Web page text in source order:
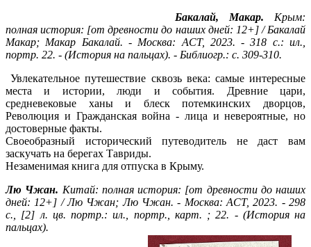
Бакалай, Макар. Крым:
полная история: [от древности до наших дней: 12+] / Бакалай
Макар; Макар Бакалай. - Москва: АСТ, 2023. - 318 с.: ил.,
портр. 22. - (История на пальцах). - Библиогр.: с. 309-310.
Увлекательное путешествие сквозь века: самые интересные
места и истории, люди и события. Древние цари,
средневековые ханы и блеск потемкинских дворцов,
Революция и Гражданская война - лица и невероятные, но
достоверные факты.
Своеобразный исторический путеводитель не даст вам
заскучать на берегах Тавриды.
Незаменимая книга для отпуска в Крыму.
Лю Чжан. Китай: полная история: [от древности до наших
дней: 12+] / Лю Чжан; Лю Чжан. - Москва: АСТ, 2023. - 298
с., [2] л. цв. портр.: ил., портр., карт. ; 22. - (История на
пальцах).